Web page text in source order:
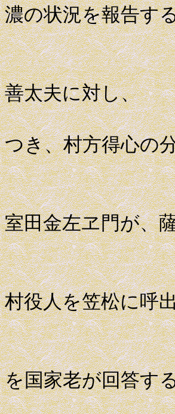
濃の状況を報告す
７月２３
善太夫に対し、
外請
つき、村方得心の
７月２７
室田金左ヱ門が、
８月 ２日
村役人を笠松に呼
８月 ８日
を国家老が回答す